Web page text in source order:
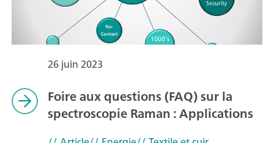
26 juin 2023
Foire aux questions (FAQ) sur la
spectroscopie Raman : Applications